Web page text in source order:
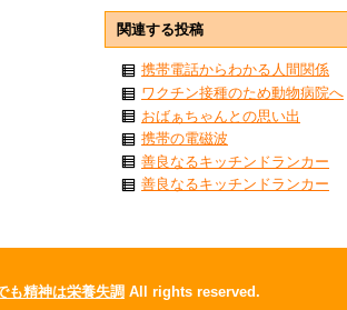
関連する投稿
携帯電話からわかる人間関係
ワクチン接種のため動物病院へ
おばぁちゃんとの思い出
携帯の電磁波
善良なるキッチンドランカー
善良なるキッチンドランカー
も精神は栄養失調 All rights reserved.